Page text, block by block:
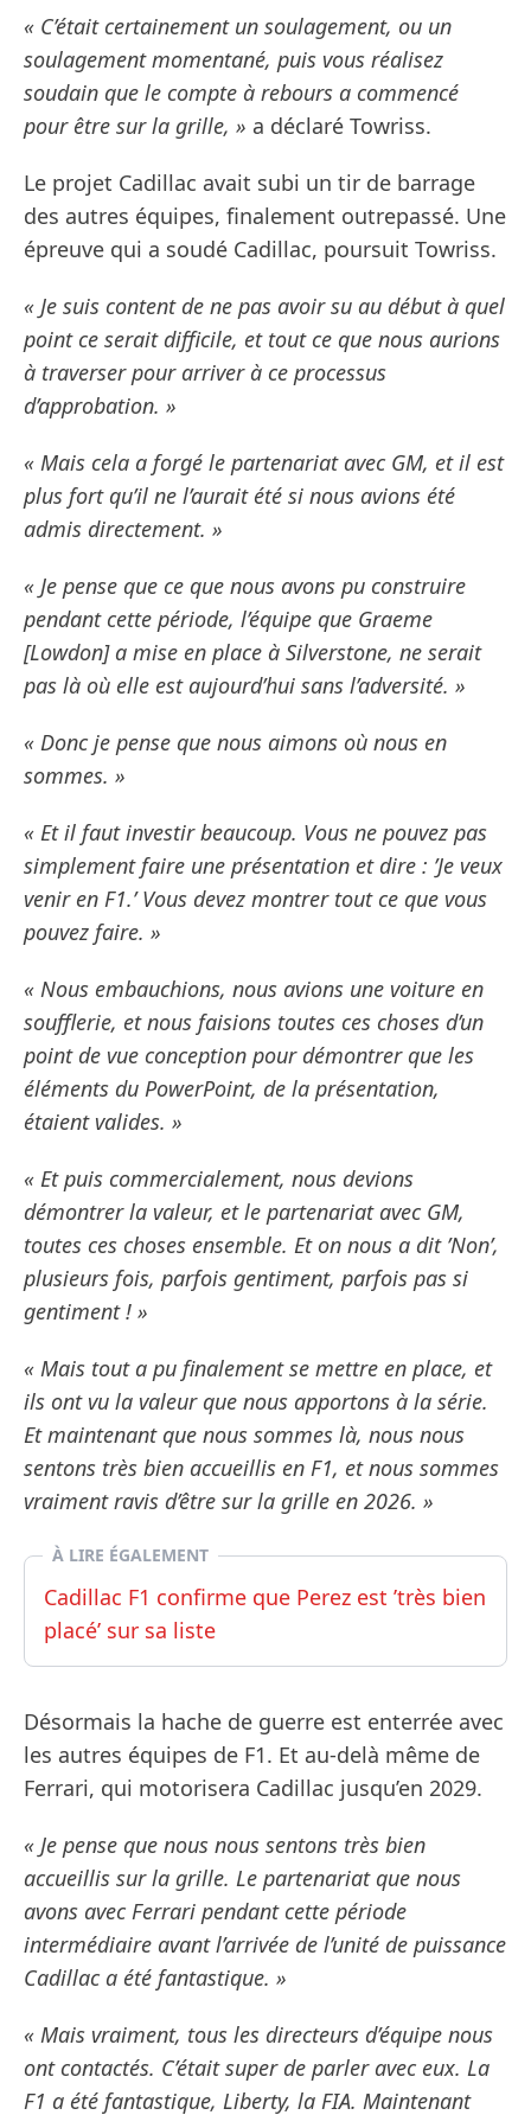
« C’était certainement un soulagement, ou un
soulagement momentané, puis vous réalisez
soudain que le compte à rebours a commencé
pour être sur la grille, » a déclaré Towriss.
Le projet Cadillac avait subi un tir de barrage
des autres équipes, finalement outrepassé. Une
épreuve qui a soudé Cadillac, poursuit Towriss.
« Je suis content de ne pas avoir su au début à quel
point ce serait difficile, et tout ce que nous aurions
à traverser pour arriver à ce processus
d’approbation. »
« Mais cela a forgé le partenariat avec GM, et il est
plus fort qu’il ne l’aurait été si nous avions été
admis directement. »
« Je pense que ce que nous avons pu construire
pendant cette période, l’équipe que Graeme
[Lowdon] a mise en place à Silverstone, ne serait
pas là où elle est aujourd’hui sans l’adversité. »
« Donc je pense que nous aimons où nous en
sommes. »
« Et il faut investir beaucoup. Vous ne pouvez pas
simplement faire une présentation et dire : ’Je veux
venir en F1.’ Vous devez montrer tout ce que vous
pouvez faire. »
« Nous embauchions, nous avions une voiture en
soufflerie, et nous faisions toutes ces choses d’un
point de vue conception pour démontrer que les
éléments du PowerPoint, de la présentation,
étaient valides. »
« Et puis commercialement, nous devions
démontrer la valeur, et le partenariat avec GM,
toutes ces choses ensemble. Et on nous a dit ’Non’,
plusieurs fois, parfois gentiment, parfois pas si
gentiment ! »
« Mais tout a pu finalement se mettre en place, et
ils ont vu la valeur que nous apportons à la série.
Et maintenant que nous sommes là, nous nous
sentons très bien accueillis en F1, et nous sommes
vraiment ravis d’être sur la grille en 2026. »
À LIRE ÉGALEMENT
Cadillac F1 confirme que Perez est ’très bien
placé’ sur sa liste
Désormais la hache de guerre est enterrée avec
les autres équipes de F1. Et au-delà même de
Ferrari, qui motorisera Cadillac jusqu’en 2029.
« Je pense que nous nous sentons très bien
accueillis sur la grille. Le partenariat que nous
avons avec Ferrari pendant cette période
intermédiaire avant l’arrivée de l’unité de puissance
Cadillac a été fantastique. »
« Mais vraiment, tous les directeurs d’équipe nous
ont contactés. C’était super de parler avec eux. La
F1 a été fantastique, Liberty, la FIA. Maintenant